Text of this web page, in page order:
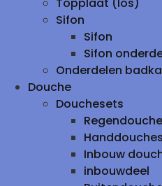
Sifon
Sifon
Sifon
Onderdelen
Douche
Douchesets
Regendouche
Inbouw
inbouwdeel